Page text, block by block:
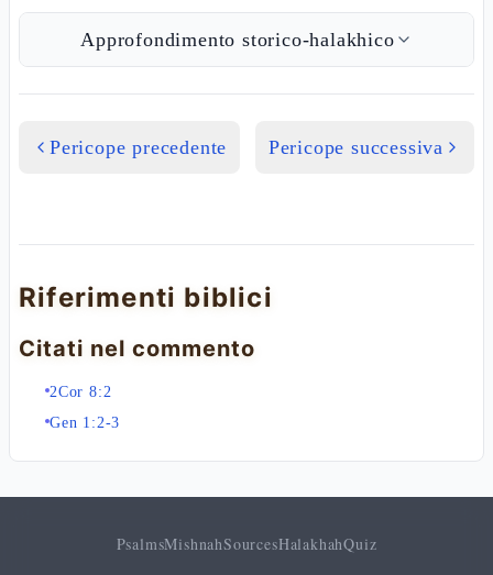
Approfondimento storico-halakhico
Pericope precedente Pericope successiva
Riferimenti biblici
Citati nel commento
2Cor 8:2
Gen 1:2-3
PsalmsMishnahSourcesHalakhahQuiz